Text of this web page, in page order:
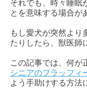
それでも、時々睡眠
とを意味する場合が
もし愛犬が突然より
たりしたら、獣医師
この記事では、何が
シニアのフラッフィ
よう手助けする方法